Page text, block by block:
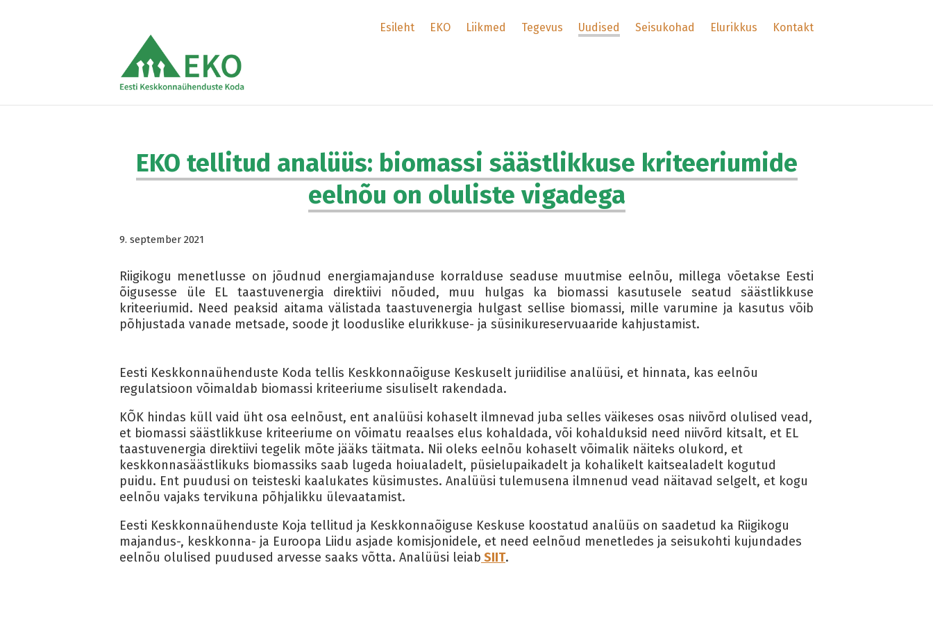
Esileht EKO Liikmed Tegevus Uudised Seisukohad Elurikkus Kontakt
EKO tellitud analüüs: biomassi säästlikkuse kriteeriumide
eelnõu on oluliste vigadega
9. september 2021
Riigikogu menetlusse on jõudnud energiamajanduse korralduse seaduse muutmise eelnõu, millega võetakse Eesti
õigusesse üle EL taastuvenergia direktiivi nõuded, muu hulgas ka biomassi kasutusele seatud säästlikkuse
kriteeriumid. Need peaksid aitama välistada taastuvenergia hulgast sellise biomassi, mille varumine ja kasutus võib
põhjustada vanade metsade, soode jt looduslike elurikkuse- ja süsinikureservuaaride kahjustamist.
Eesti Keskkonnaühenduste Koda tellis Keskkonnaõiguse Keskuselt juriidilise analüüsi, et hinnata, kas eelnõu
regulatsioon võimaldab biomassi kriteeriume sisuliselt rakendada.
KÕK hindas küll vaid üht osa eelnõust, ent analüüsi kohaselt ilmnevad juba selles väikeses osas niivõrd olulised vead,
et biomassi säästlikkuse kriteeriume on võimatu reaalses elus kohaldada, või kohalduksid need niivõrd kitsalt, et EL
taastuvenergia direktiivi tegelik mõte jääks täitmata. Nii oleks eelnõu kohaselt võimalik näiteks olukord, et
keskkonnasäästlikuks biomassiks saab lugeda hoiualadelt, püsielupaikadelt ja kohalikelt kaitsealadelt kogutud
puidu. Ent puudusi on teisteski kaalukates küsimustes. Analüüsi tulemusena ilmnenud vead näitavad selgelt, et kogu
eelnõu vajaks tervikuna põhjalikku ülevaatamist.
Eesti Keskkonnaühenduste Koja tellitud ja Keskkonnaõiguse Keskuse koostatud analüüs on saadetud ka Riigikogu
majandus-, keskkonna- ja Euroopa Liidu asjade komisjonidele, et need eelnõud menetledes ja seisukohti kujundades
eelnõu olulised puudused arvesse saaks võtta. Analüüsi leiab SIIT.